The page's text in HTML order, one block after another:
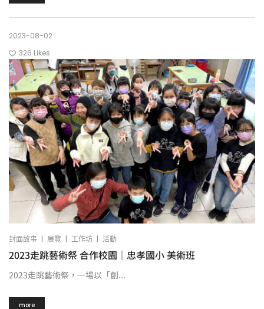
2023-08-02
326 Likes
封面故事 | 展覽 | 工作坊 | 活動
2023走跳藝術祭 合作校園｜忠孝國小 美術班
2023走跳藝術祭，一場以「創...
more